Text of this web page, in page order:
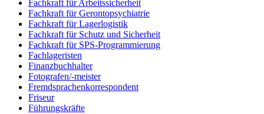
Fachkraft für Arbeitssicherheit
Fachkraft für Gerontopsychiatrie
Fachkraft für Lagerlogistik
Fachkraft für Schutz und Sicherheit
Fachkraft für SPS-Programmierung
Fachlageristen
Finanzbuchhalter
Fotografen/-meister
Fremdsprachenkorrespondent
Friseur
Führungskräfte